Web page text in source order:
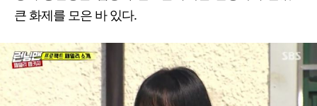
큰 화제를 모은 바 있다.